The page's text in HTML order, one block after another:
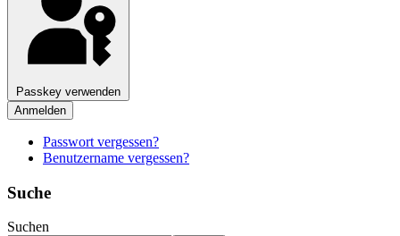
Passkey verwenden
Anmelden
Passwort vergessen?
Benutzername vergessen?
Suche
Suchen